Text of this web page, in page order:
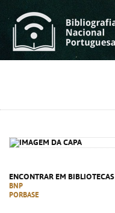
ENCONTRAR EM BIBLIOTECAS
BNP
PORBASE